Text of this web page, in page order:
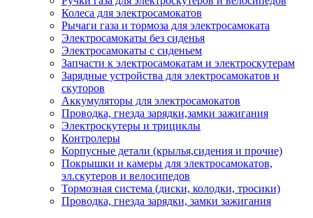
Колеса для электросамокатов
Рычаги газа и тормоза для электросамоката
Электросамокаты без сиденья
Электросамокаты с сиденьем
Запчасти к электросамокатам и электроскутерам
Зарядные устройства для электросамокатов и
скуторов
Аккумуляторы для электросамокатов
Проводка, гнезда зарядки,замки зажигания
Электроскутеры и трициклы
Контролеры
Корпусные детали (крылья,сидения и прочие)
Покрышки и камеры для электросамокатов,
эл.скутеров и велосипедов
Тормозная система (диски, колодки, тросики)
Проводка, гнезда зарядки, замки зажигания